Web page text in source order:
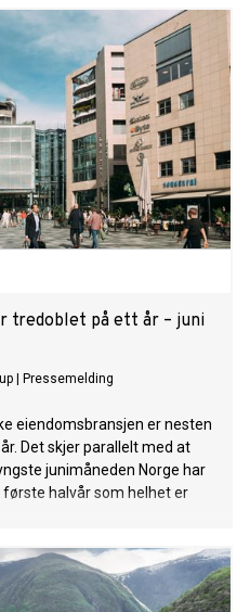
tredoblet på ett år – juni
Pressemelding
eiendomsbransjen er nesten
Det skjer parallelt med at
junimåneden Norge har
halvår som helhet er